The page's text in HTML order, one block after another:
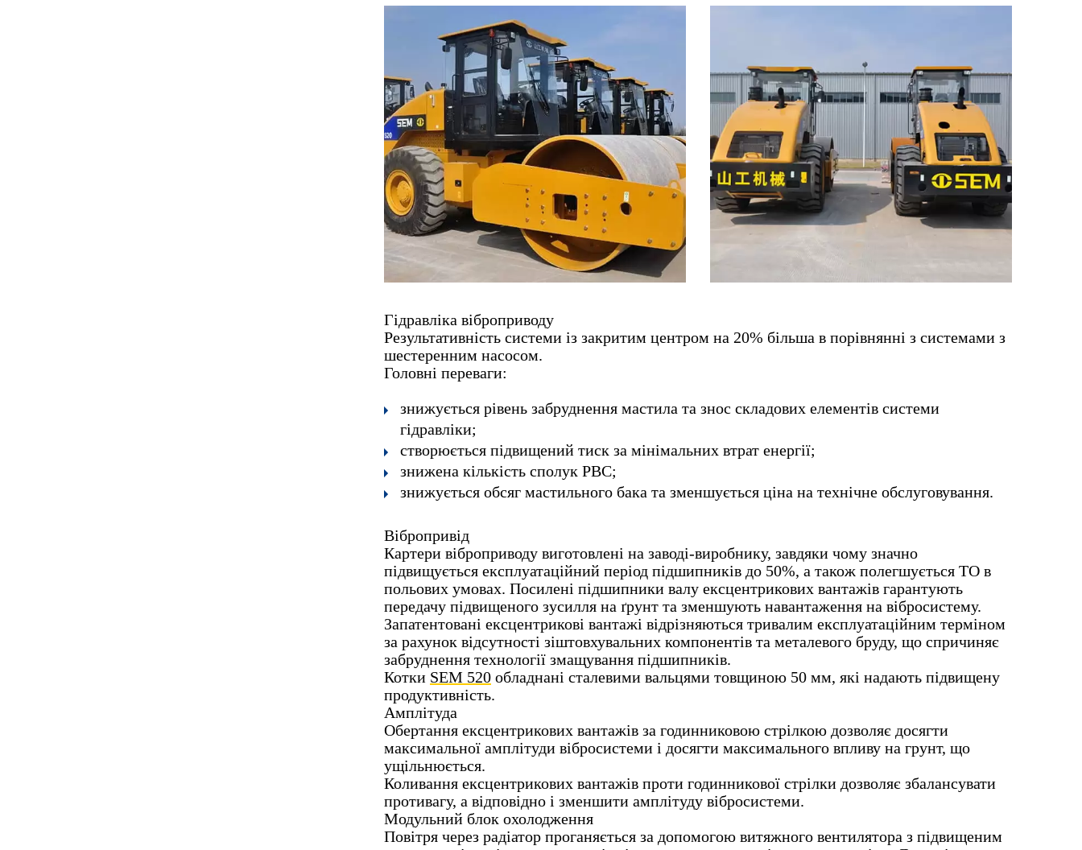
Гідравліка віброприводу
Результативність системи із закритим центром на 20% більша в порівнянні з системами з
шестеренним насосом.
Головні переваги:
знижується рівень забруднення мастила та знос складових елементів системи
гідравліки;
створюється підвищений тиск за мінімальних втрат енергії;
знижена кількість сполук РВС;
знижується обсяг мастильного бака та зменшується ціна на технічне обслуговування.
Вібропривід
Картери віброприводу виготовлені на заводі-виробнику, завдяки чому значно
підвищується експлуатаційний період підшипників до 50%, а також полегшується ТО в
польових умовах. Посилені підшипники валу ексцентрикових вантажів гарантують
передачу підвищеного зусилля на ґрунт та зменшують навантаження на вібросистему.
Запатентовані ексцентрикові вантажі відрізняються тривалим експлуатаційним терміном
за рахунок відсутності зіштовхувальних компонентів та металевого бруду, що спричиняє
забруднення технології змащування підшипників.
Котки SEM 520 обладнані сталевими вальцями товщиною 50 мм, які надають підвищену
продуктивність.
Амплітуда
Обертання ексцентрикових вантажів за годинниковою стрілкою дозволяє досягти
максимальної амплітуди вібросистеми і досягти максимального впливу на грунт, що
ущільнюється.
Коливання ексцентрикових вантажів проти годинникової стрілки дозволяє збалансувати
противагу, а відповідно і зменшити амплітуду вібросистеми.
Модульний блок охолодження
Повітря через радіатор проганяється за допомогою витяжного вентилятора з підвищеним